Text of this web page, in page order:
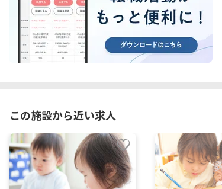
この施設から近い求人